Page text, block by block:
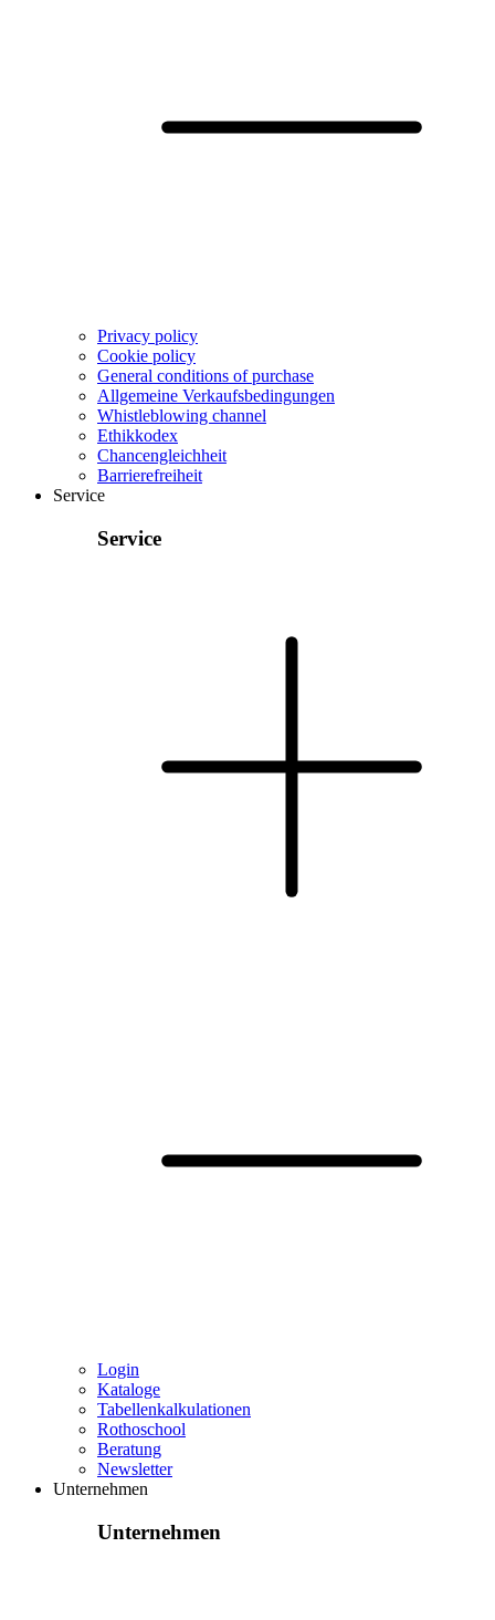
Privacy policy
Cookie policy
General conditions of purchase
Allgemeine Verkaufsbedingungen
Whistleblowing channel
Ethikkodex
Chancengleichheit
Barrierefreiheit
Service
Service
Login
Kataloge
Tabellenkalkulationen
Rothoschool
Beratung
Newsletter
Unternehmen
Unternehmen